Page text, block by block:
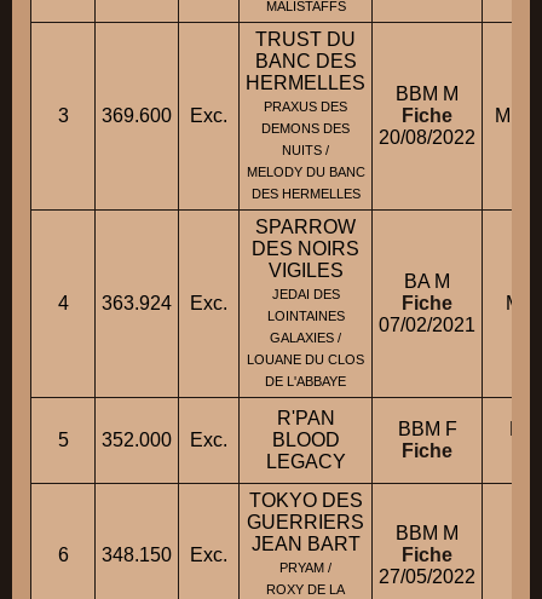
MALISTAFFS
3 369.600 Exc.
TRUST DU
BANC DES
HERMELLES
PRAXUS DES
DEMONS DES
NUITS /
MELODY DU BANC
DES HERMELLES
BBM M
Fiche
20/08/2022
M.
4 363.924 Exc.
SPARROW
DES NOIRS
VIGILES
JEDAI DES
LOINTAINES
GALAXIES /
LOUANE DU CLOS
DE L'ABBAYE
BA M
Fiche
07/02/2021
M.
5 352.000 Exc.
R'PAN
BLOOD
LEGACY
BBM F
Fiche
6 348.150 Exc.
TOKYO DES
GUERRIERS
JEAN BART
PRYAM /
ROXY DE LA
BBM M
Fiche
27/05/2022